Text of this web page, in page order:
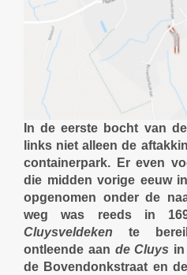
In de eerste bocht van
links niet alleen de
containerpark. Er even
die midden vorige eeuw
opgenomen onder de
weg was reeds in
Cluysveldeken te
ontleende aan de Cluys
de Bovendonkstraat en